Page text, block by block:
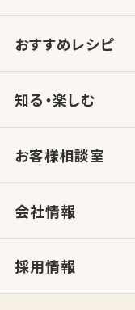
おすすめレシピ
知る・楽しむ
お客様相談室
会社情報
採用情報